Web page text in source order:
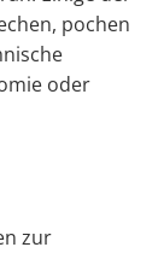
pochen
oder
zur